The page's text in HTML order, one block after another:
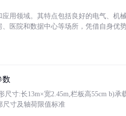
用领域。其特点包括良好的电气、机
医院和数据中心等场所，凭借自身优
数
尺寸:长13m×宽2.45m,栏板高55cm b)承
尺寸及轴荷限值标准